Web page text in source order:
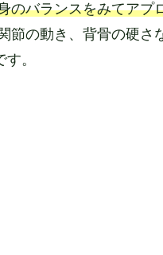
のバランスをみてアプ
節の動き、背骨の硬さ
。